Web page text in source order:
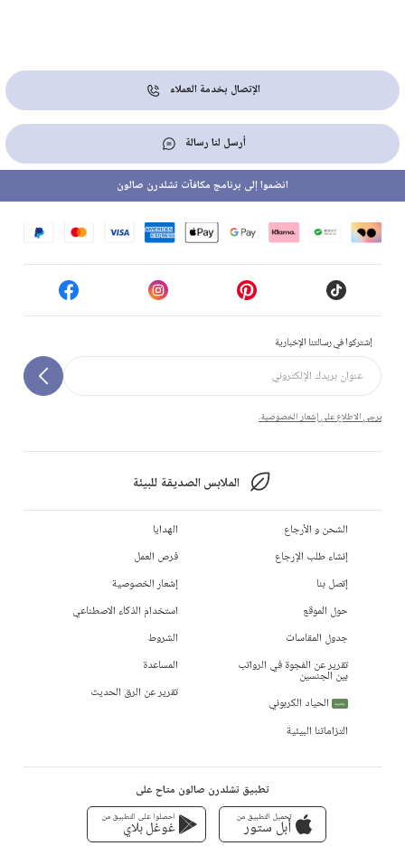
الإتصال بخدمة العملاء
أرسل لنا رسالة
إشتركوا في رسالتنا الإخبارية
يرجى الاطلاع على إشعار الخصوصية.
الملابس الصديقة للبيئة
انضموا إلى برنامج مكافآت تشلدرن صالون
الشحن و الأرجاع
إنشاء طلب الإرجاع
إتصل بنا
حول الموقع
جدول المقاسات
تقرير عن الفجوة في الرواتب
بين الجنسين
جديد
الحياد الكربوني
التزاماتنا البيئية
الهدايا
فرص العمل
إشعار الخصوصية
استخدام الذكاء الاصطناعي
الشروط
المساعدة
تقرير عن الرق الحديث
تطبيق تشلدرن صالون متاح على
تحميل التطبيق من
أبل ستور
احصلوا على التطبيق من
غوغل بلاي